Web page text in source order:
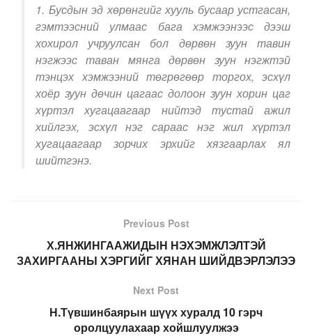
1. Бусдын эд хөрөнгийг хууль бусаар устгасан,
гэмтээсний улмаас бага хэмжээнээс дээш
хохирол учруулсан бол дөрвөн зуун тавин
нэгжээс таван мянга дөрвөн зуун нэгжтэй
тэнцэх хэмжээний төгрөгөөр торгох, эсхүл
хоёр зуун дөчин цагаас долоон зуун хорин цаг
хүртэл хугацаагаар нийтэд тустай ажил
хийлгэх, эсхүл нэг сараас нэг жил хүртэл
хугацаагаар зорчих эрхийг хязгаарлах ял
шийтгэнэ.
Previous Post
Х.ЯНЖИНГААЖИДЫН НЭХЭМЖЛЭЛТЭЙ
ЗАХИРГААНЫ ХЭРГИЙГ ХЯНАН ШИЙДВЭРЛЭЛЭЭ
Next Post
Н.Түвшинбаярын шүүх хуралд 10 гэрч
оролцуулахаар хойшлуулжээ